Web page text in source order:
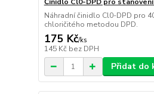
Náhradní činidlo Cl0-DPD pro
chloričitého metodou DPD.
175 Kč/ks
145 Kč bez DPH
Přidat do